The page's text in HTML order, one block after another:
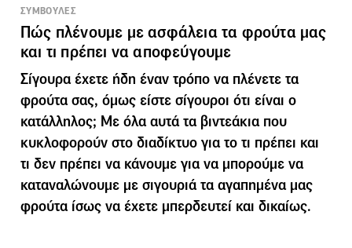
ΣΥΜΒΟΥΛΕΣ
Πώς πλένουμε με ασφάλεια τα φρούτα μας
και τι πρέπει να αποφεύγουμε
Σίγουρα έχετε ήδη έναν τρόπο να πλένετε τα
φρούτα σας, όμως είστε σίγουροι ότι είναι ο
κατάλληλος; Με όλα αυτά τα βιντεάκια που
κυκλοφορούν στο διαδίκτυο για το τι πρέπει και
τι δεν πρέπει να κάνουμε για να μπορούμε να
καταναλώνουμε με σιγουριά τα αγαπημένα μας
φρούτα ίσως να έχετε μπερδευτεί και δικαίως.